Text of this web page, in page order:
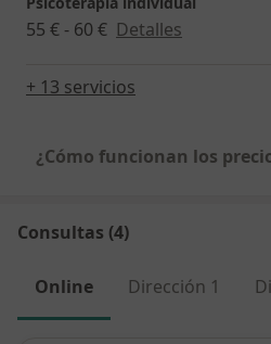
55 € - 60 € Detalles
+ 13 servicios
¿Cómo funcionan los
Consultas (4)
Online Dirección 1